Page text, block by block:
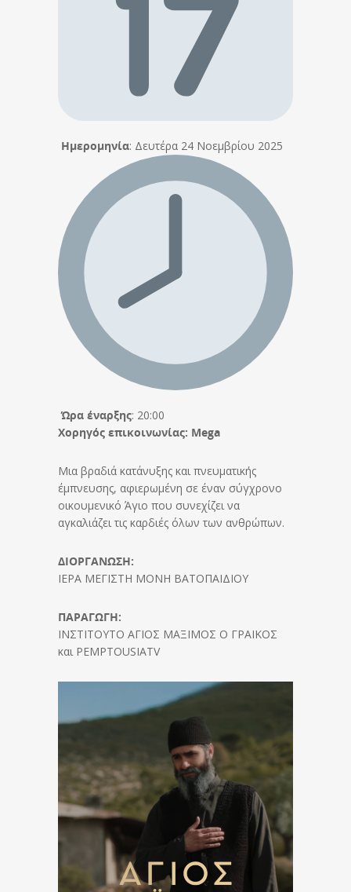
Ημερομηνία: Δευτέρα 24 Νοεμβρίου 2025
Ώρα έναρξης: 20:00
Χορηγός επικοινωνίας: Mega
Μια βραδιά κατάνυξης και πνευματικής
έμπνευσης, αφιερωμένη σε έναν σύγχρονο
οικουμενικό Άγιο που συνεχίζει να
αγκαλιάζει τις καρδιές όλων των ανθρώπων.
ΔΙΟΡΓΑΝΩΣΗ:
ΙΕΡΑ ΜΕΓΙΣΤΗ ΜΟΝΗ ΒΑΤΟΠΑΙΔΙΟΥ
ΠΑΡΑΓΩΓΗ:
ΙΝΣΤΙΤΟΥΤΟ ΑΓΙΟΣ ΜΑΞΙΜΟΣ Ο ΓΡΑΙΚΟΣ
και PEMPTOUSIATV